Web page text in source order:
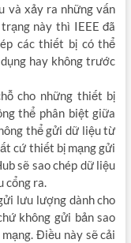
và xảy ra những vấn
này thì IEEE đã
các thiết bị có thể
hay không trước
cho những thiết bị
thể phân biệt giữa
thể gửi dữ liệu từ
cứ thiết bị mạng gửi
sẽ sao chép dữ liệu
cổng ra.
lưu lượng dành cho
không gửi bản sao
Điều này sẽ cải